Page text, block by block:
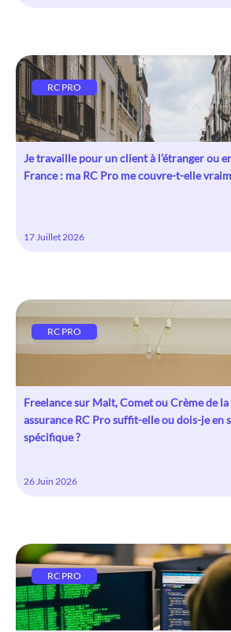
RC PRO
Je travaille pour un client à l’étranger ou
France : ma RC Pro me couvre-t-elle
17 Juillet 2026
RC PRO
Freelance sur Malt, Comet ou Crème de
assurance RC Pro suffit-elle ou dois-je en
spécifique ?
26 Juin 2026
RC PRO